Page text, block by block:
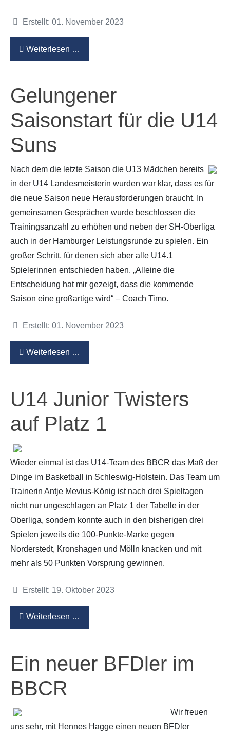
Details
Erstellt: 01. November 2023
Weiterlesen …
Gelungener
Saisonstart für die U14
Suns
Nach dem die letzte Saison die U13 Mädchen bereits
in der U14 Landesmeisterin wurden war klar, dass es für
die neue Saison neue Herausforderungen braucht. In
gemeinsamen Gesprächen wurde beschlossen die
Trainingsanzahl zu erhöhen und neben der SH-Oberliga
auch in der Hamburger Leistungsrunde zu spielen. Ein
großer Schritt, für denen sich aber alle U14.1
Spielerinnen entschieden haben. „Alleine die
Entscheidung hat mir gezeigt, dass die kommende
Saison eine großartige wird“ – Coach Timo.
Details
Erstellt: 01. November 2023
Weiterlesen …
U14 Junior Twisters
auf Platz 1
Wieder einmal ist das U14-Team des BBCR das Maß der
Dinge im Basketball in Schleswig-Holstein. Das Team um
Trainerin Antje Mevius-König ist nach drei Spieltagen
nicht nur ungeschlagen an Platz 1 der Tabelle in der
Oberliga, sondern konnte auch in den bisherigen drei
Spielen jeweils die 100-Punkte-Marke gegen
Norderstedt, Kronshagen und Mölln knacken und mit
mehr als 50 Punkten Vorsprung gewinnen.
Details
Erstellt: 19. Oktober 2023
Weiterlesen …
Ein neuer BFDler im
BBCR
Wir freuen
uns sehr, mit Hennes Hagge einen neuen BFDler